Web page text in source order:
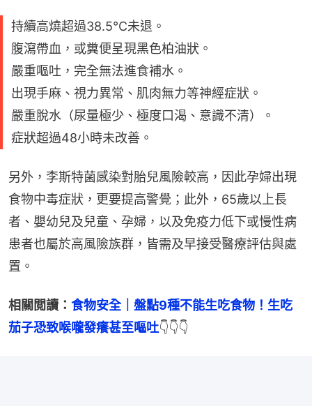
持續高燒超過38.5°C未退。
腹瀉帶血，或糞便呈現黑色柏油狀。
嚴重嘔吐，完全無法進食補水。
出現手麻、視力異常、肌肉無力等神經症狀。
嚴重脫水（尿量極少、極度口渴、意識不清）。
症狀超過48小時未改善。
另外，李斯特菌感染對胎兒風險較高，因此孕婦出現
食物中毒症狀，更要提高警覺；此外，65歲以上長
者、嬰幼兒及兒童、孕婦，以及免疫力低下或慢性病
患者也屬於高風險族群，皆需及早接受醫療評估與處
置。
相關閲讀： 食物安全｜盤點9種不能生吃食物﻿！生吃
茄子恐致喉嚨發癢甚至嘔吐👇👇👇